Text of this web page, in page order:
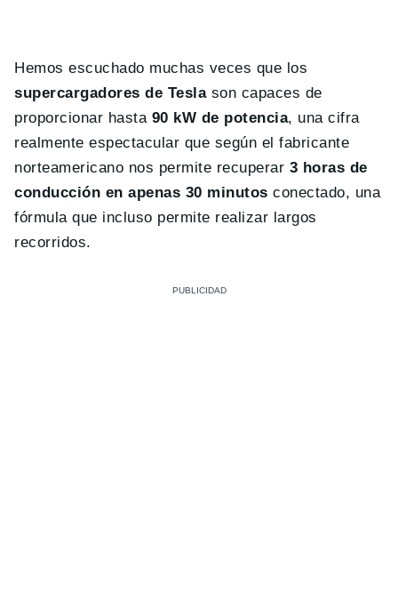
Hemos escuchado muchas veces que los
supercargadores de Teslason capaces de
proporcionar hasta 90 kW de potencia, una cifra
realmente espectacular que según el fabricante
norteamericano nos permite recuperar 3 horas de
conducción en apenas 30 minutos conectado, una
fórmula que incluso permite realizar largos
recorridos.